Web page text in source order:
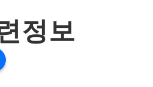
정보